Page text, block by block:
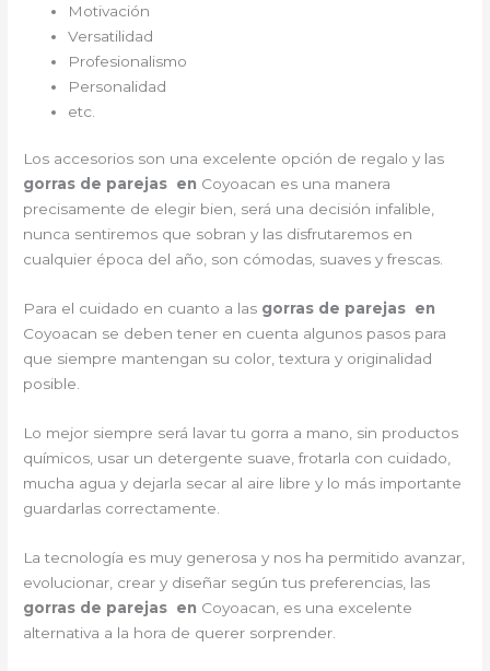
Motivación
Versatilidad
Profesionalismo
Personalidad
etc.
Los accesorios son una excelente opción de regalo y las
gorras de parejas en Coyoacan es una manera
precisamente de elegir bien, será una decisión infalible,
nunca sentiremos que sobran y las disfrutaremos en
cualquier época del año, son cómodas, suaves y frescas.
Para el cuidado en cuanto a las gorras de parejas en
Coyoacan se deben tener en cuenta algunos pasos para
que siempre mantengan su color, textura y originalidad
posible.
Lo mejor siempre será lavar tu gorra a mano, sin productos
químicos, usar un detergente suave, frotarla con cuidado,
mucha agua y dejarla secar al aire libre y lo más importante
guardarlas correctamente.
La tecnología es muy generosa y nos ha permitido avanzar,
evolucionar, crear y diseñar según tus preferencias, las
gorras de parejas en Coyoacan, es una excelente
alternativa a la hora de querer sorprender.